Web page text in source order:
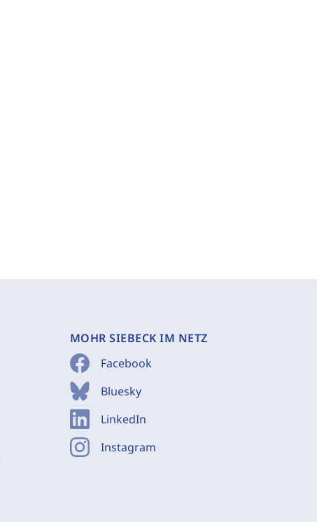
MOHR SIEBECK IM NETZ
Facebook
Bluesky
LinkedIn
Instagram